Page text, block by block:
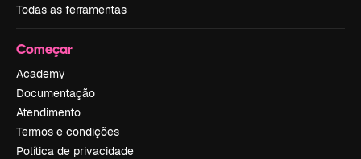
Todas as ferramentas
Começar
Academy
Documentação
Atendimento
Termos e condições
Política de privacidade